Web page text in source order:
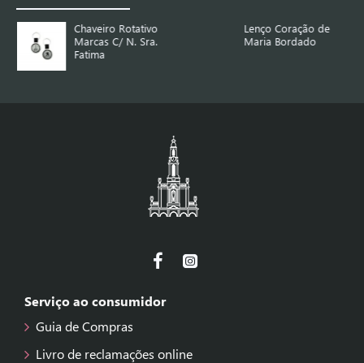
Chaveiro Rotativo
Marcas C/ N. Sra.
Fatima
Lenço Coração de
Maria Bordado
Serviço ao consumidor
Guia de Compras
Livro de reclamações online